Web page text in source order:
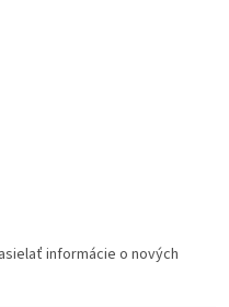
informácie o nových